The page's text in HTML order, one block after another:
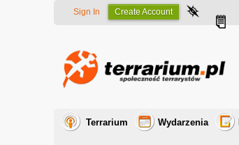
Sign In Create Account
Terrarium Wydarzenia